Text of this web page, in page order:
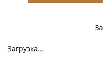
Загрузка...